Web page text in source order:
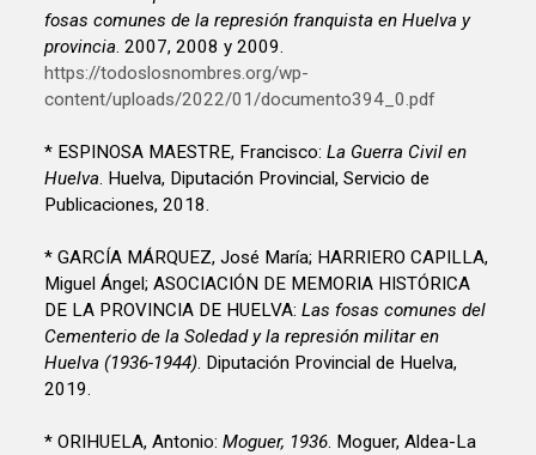
fosas comunes de la represión franquista en Huelva y
provincia. 2007, 2008 y 2009.
https://todoslosnombres.org/wp-
content/uploads/2022/01/documento394_0.pdf
* ESPINOSA MAESTRE, Francisco:La Guerra Civil en
Huelva. Huelva, Diputación Provincial, Servicio de
Publicaciones, 2018.
* GARCÍA MÁRQUEZ, José María; HARRIERO CAPILLA,
Miguel Ángel; ASOCIACIÓN DE MEMORIA HISTÓRICA
DE LA PROVINCIA DE HUELVA:Las fosas comunes del
Cementerio de la Soledad y la represión militar en
Huelva (1936-1944). Diputación Provincial de Huelva,
2019.
* ORIHUELA, Antonio:Moguer, 1936. Moguer, Aldea-La